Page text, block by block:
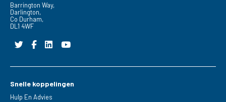
Barrington Way,
Darlington,
Co Durham,
DL1 4WF
Snelle koppelingen
Hulp En Advies